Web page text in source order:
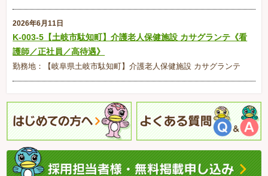
2026年6月11日
K-003-5【土岐市駄知町】介護老人保健施設 カサグランテ《看
護師／正社員／高待遇》
勤務地：【岐阜県土岐市駄知町】介護老人保健施設 カサグランテ